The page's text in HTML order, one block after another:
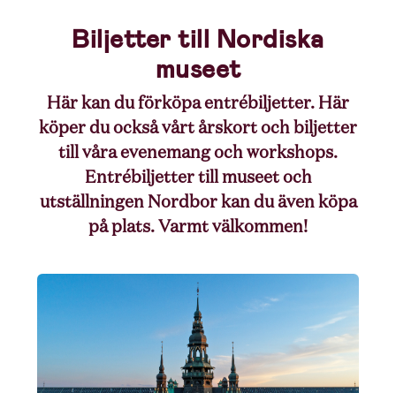
Biljetter till Nordiska
museet
Här kan du förköpa entrébiljetter. Här
köper du också vårt årskort och biljetter
till våra evenemang och workshops.
Entrébiljetter till museet och
utställningen Nordbor kan du även köpa
på plats. Varmt välkommen!